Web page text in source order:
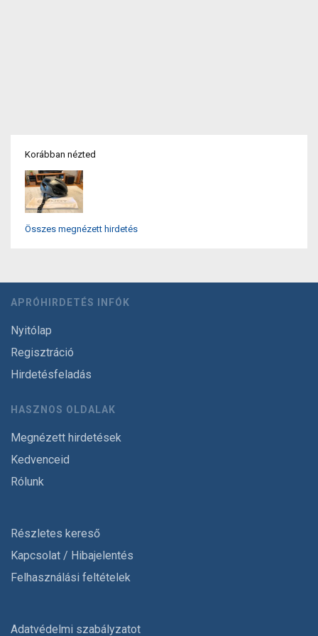
Korábban nézted
Összes megnézett hirdetés
APRÓHIRDETÉS INFÓK
Nyitólap
Regisztráció
Hirdetésfeladás
HASZNOS OLDALAK
Megnézett hirdetések
Kedvenceid
Rólunk
Részletes kereső
Kapcsolat / Hibajelentés
Felhasználási feltételek
Adatvédelmi szabályzatot